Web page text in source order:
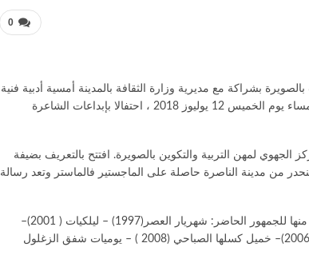
0
بشراكة مع مديرية وزارة الثقافة بالمدينة أمسية أدبية فنية
احتضنتها قاعة بوجمعة لخضر بمتحف سيدي محمد بن عبد الله مساء يوم الخميس 12 يوليوز 2018 ، احتفالا بإبداعات الشاعرة
الجهوي لمهن التربية والتكوين بالصويرة. افتتح بالتعريف بضيفة
للجيل الجديد لشواعر أرض فلسطين 48 فهي تنحدر من مدينة الناصرة حاصلة على الماجستير فالماستر وتعد رسالة
صدر لها عدد من النصوص والمؤلفات في السرد والإبداع قدمت منها للجمهور الحاضر: شهريار العصر(1997) – ليلكيات ( 2001)–
طعم التفاح ( 2003) – حكايات جدتي موفدات (2003) – أصابع (2006)– خميل كسلها الصباحي (2008 ) – يوميات شفق الزغلول